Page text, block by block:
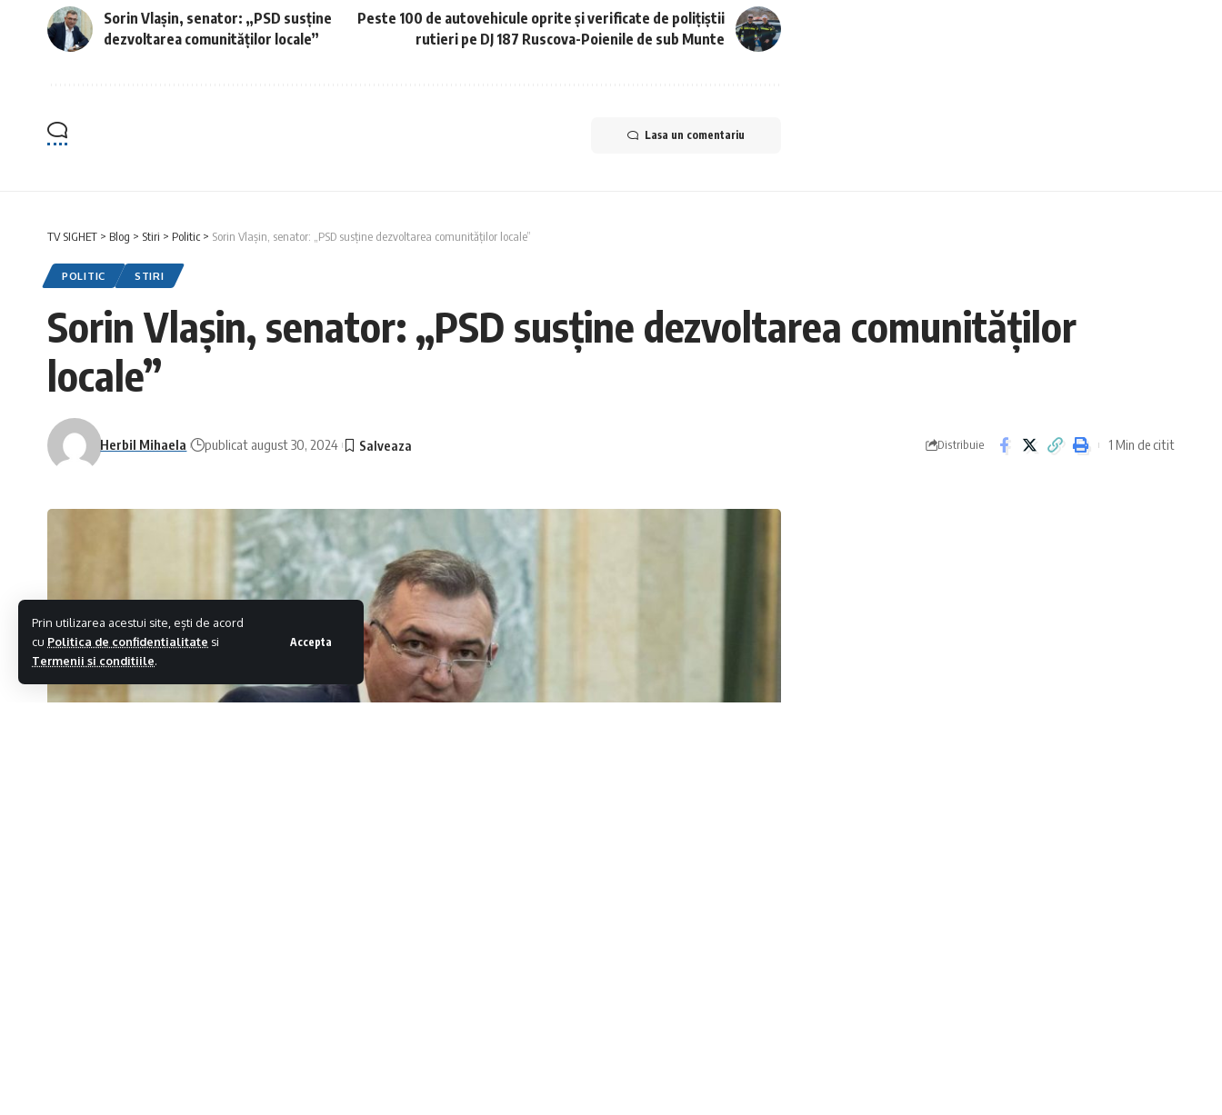
Prin utilizarea acestui site, ești de acord
cu Politica de confidentialitate si
Termenii si conditiile.
Accepta
Sorin Vlaşin, senator: „PSD susține
dezvoltarea comunităților locale”
Peste 100 de autovehicule oprite și verificate de polițiștii
rutieri pe DJ 187 Ruscova-Poienile de sub Munte
Lasa un comentariu
TV SIGHET > Blog > Stiri > Politic > Sorin Vlaşin, senator: „PSD susține dezvoltarea comunităților locale”
POLITIC STIRI
Sorin Vlaşin, senator: „PSD susține dezvoltarea comunităților
locale”
Herbil Mihaela publicat august 30, 2024 Distribuie 1 Min de citit